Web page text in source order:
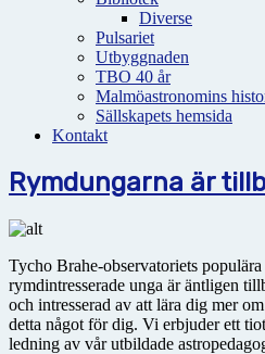
Diverse
Pulsariet
Utbyggnaden
TBO 40 år
Malmöastronomins
Sällskapets hemsida
Kontakt
Rymdungarna är
Tycho Brahe-observatoriets
rymdintresserade unga är äntligen
och intresserad av att lära dig mer
detta något för dig. Vi erbjuder ett
ledning av vår utbildade